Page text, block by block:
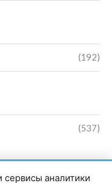
(192)
(537)
аналитики